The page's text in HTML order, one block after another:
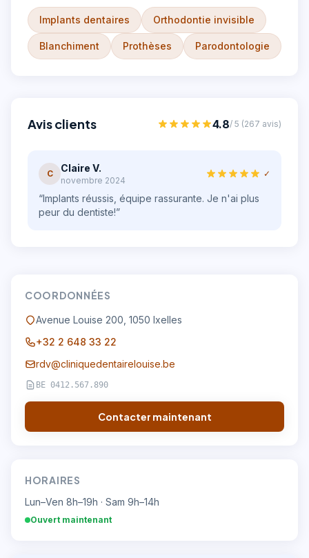
Implants dentaires Orthodontie invisible
Blanchiment Prothèses Parodontologie
Avis clients 4.8/ 5 (267 avis)
C Claire V.
novembre 2024
✓
“Implants réussis, équipe rassurante. Je n'ai plus
peur du dentiste!”
COORDONNÉES
Avenue Louise 200 1050 Ixelles
+32 2 648 33 22
rdv@cliniquedentairelouise.be
BE 0412.567.890
Contacter maintenant
HORAIRES
Lun–Ven 8h–19h · Sam 9h–14h
Ouvert maintenant